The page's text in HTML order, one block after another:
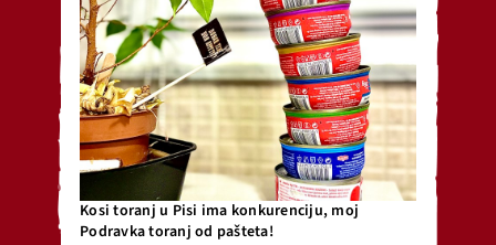
Kosi toranj u Pisi ima konkurenciju, moj
Podravka toranj od pašteta!